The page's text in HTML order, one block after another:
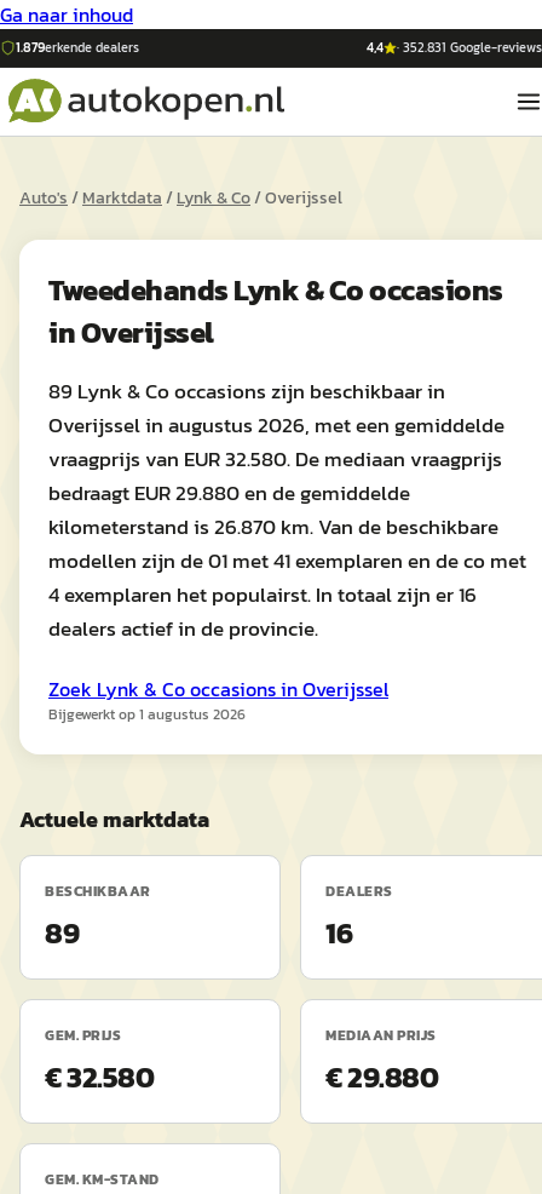
Ga naar inhoud
1.879erkende dealers 4,4 ·352.831 Google-reviews
Auto's/Marktdata/Lynk & Co/Overijssel
TweedehandsLynk & Cooccasions
inOverijssel
89 Lynk & Co occasions zijn beschikbaar in
Overijssel in augustus 2026, met een gemiddelde
vraagprijs van EUR 32.580. De mediaan vraagprijs
bedraagt EUR 29.880 en de gemiddelde
kilometerstand is 26.870 km. Van de beschikbare
modellen zijn de 01 met 41 exemplaren en de co met
4 exemplaren het populairst. In totaal zijn er 16
dealers actief in de provincie.
Zoek Lynk & Cooccasions inOverijssel
Bijgewerkt op1 augustus 2026
Actuele marktdata
BESCHIKBAAR
89
DEALERS
16
GEM. PRIJS
€ 32.580
MEDIAAN PRIJS
€ 29.880
GEM. KM-STAND